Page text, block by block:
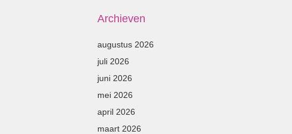
Archieven
augustus 2026
juli 2026
juni 2026
mei 2026
april 2026
maart 2026